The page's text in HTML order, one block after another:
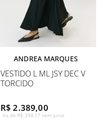
ANDREA MARQUES
VESTIDO L ML JSY DEC V
TORCIDO
R$ 2.389,00
6x de R$ 398,17 sem juros